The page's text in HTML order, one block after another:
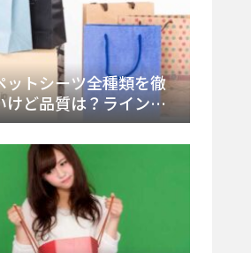
ットシーツ全種類を徹
けど品質は？ラインナ
（Amazon・楽天含む）